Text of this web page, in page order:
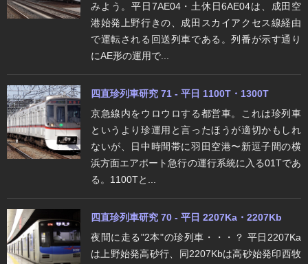
みよう。平日7AE04・土休日6AE04は、成田空
港始発上野行きの、成田スカイアクセス線経由
で運転される回送列車である。列番が示す通り
にAE形の運用で...
四直珍列車研究 71 - 平日 1100T・1300T
京急線内をウロウロする都営車。これは珍列車
というより珍運用と言ったほうが適切かもしれ
ないが、日中時間帯に羽田空港〜新逗子間の横
浜方面エアポート急行の運行系統に入る01Tであ
る。1100Tと...
四直珍列車研究 70 - 平日 2207Ka・2207Kb
夜間に走る"2本"の珍列車・・・？ 平日2207Ka
は上野始発高砂行、同2207Kbは高砂始発印西牧